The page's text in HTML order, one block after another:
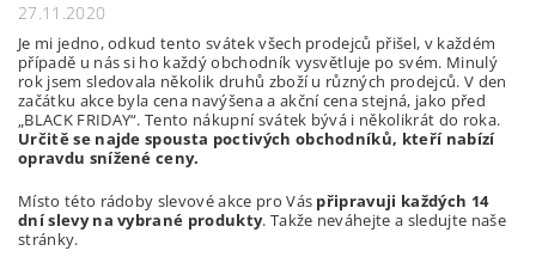
27.11.2020
Je mi jedno, odkud tento svátek všech prodejců přišel, v každém
případě u nás si ho každý obchodník vysvětluje po svém. Minulý
rok jsem sledovala několik druhů zboží u různých prodejců. V den
začátku akce byla cena navýšena a akční cena stejná, jako před
„BLACK FRIDAY“. Tento nákupní svátek bývá i několikrát do roka.
Určitě se najde spousta poctivých obchodníků, kteří nabízí
opravdu snížené ceny.
Místo této rádoby slevové akce pro Vás připravuji každých 14
dní slevy na vybrané produkty. Takže neváhejte a sledujte naše
stránky.